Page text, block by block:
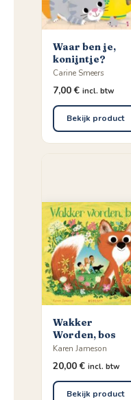
Waar ben je,
konijntje?
Carine Smeers
7,00€ incl. btw
Bekijk product
Wakker
Worden, bos
Karen Jameson
20,00€ incl. btw
Bekijk product